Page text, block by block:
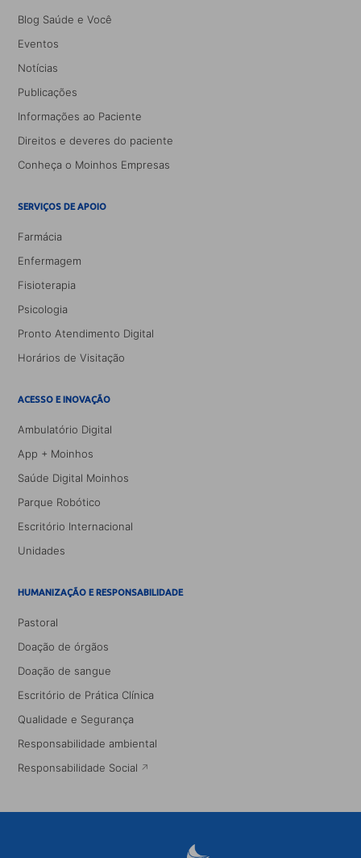
Blog Saúde e Você
Eventos
Notícias
Publicações
Informações ao Paciente
Direitos e deveres do paciente
Conheça o Moinhos Empresas
SERVIÇOS DE APOIO
Farmácia
Enfermagem
Fisioterapia
Psicologia
Pronto Atendimento Digital
Horários de Visitação
ACESSO E INOVAÇÃO
Ambulatório Digital
App + Moinhos
Saúde Digital Moinhos
Parque Robótico
Escritório Internacional
Unidades
HUMANIZAÇÃO E RESPONSABILIDADE
Pastoral
Doação de órgãos
Doação de sangue
Escritório de Prática Clínica
Qualidade e Segurança
Responsabilidade ambiental
Responsabilidade Social